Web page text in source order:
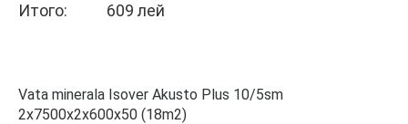
Итого: 609 лей
Vata minerala Isover Akusto Plus 10/5sm
2x7500x2x600x50 (18m2)